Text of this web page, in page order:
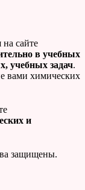
сайте
в учебных
учебных задач.
вами химических
и
защищены.